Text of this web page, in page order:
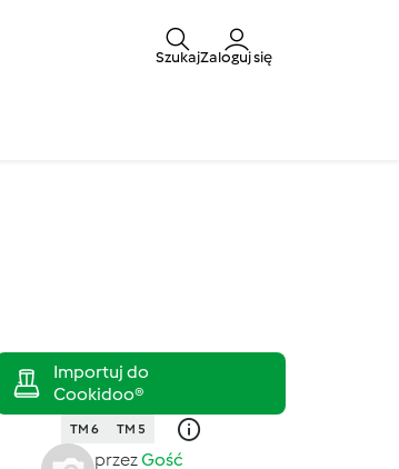
SzukajZaloguj się
TM 6 TM 5
przezGość